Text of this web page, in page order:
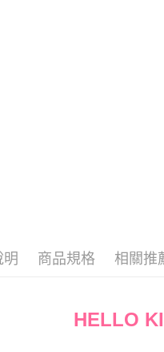
明 商品規格 相關推
HELLO